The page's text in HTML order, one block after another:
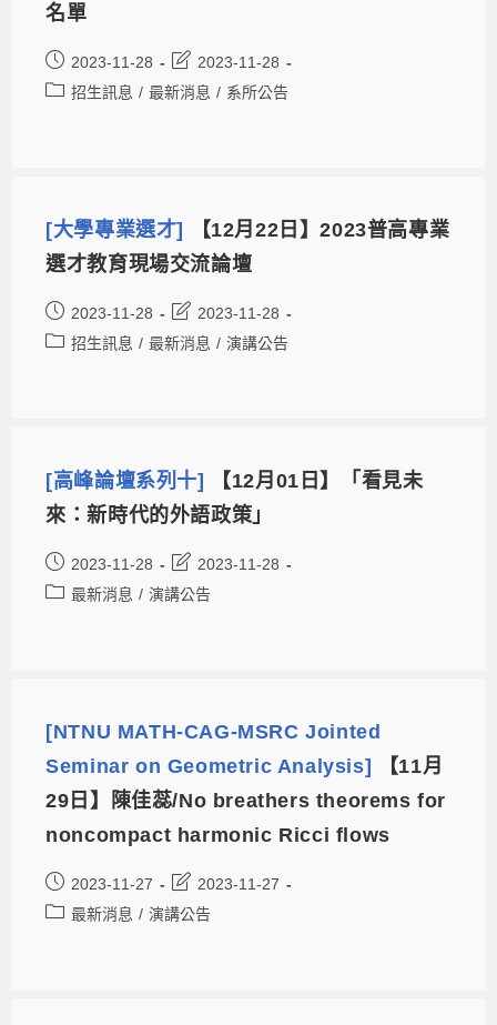
名單
2023-11-28
2023-11-28
招生訊息 / 最新消息 / 系所公告
[大學專業選才]
【12月22日】2023普高專業
選才教育現場交流論壇
2023-11-28
2023-11-28
招生訊息 / 最新消息 / 演講公告
[高峰論壇系列十]
【12月01日】「看見未
來：新時代的外語政策」
2023-11-28
2023-11-28
最新消息 / 演講公告
[NTNU MATH-CAG-MSRC Jointed
Seminar on Geometric Analysis]
【11月
29日】陳佳蕊/No breathers theorems for
noncompact harmonic Ricci flows
2023-11-27
2023-11-27
最新消息 / 演講公告